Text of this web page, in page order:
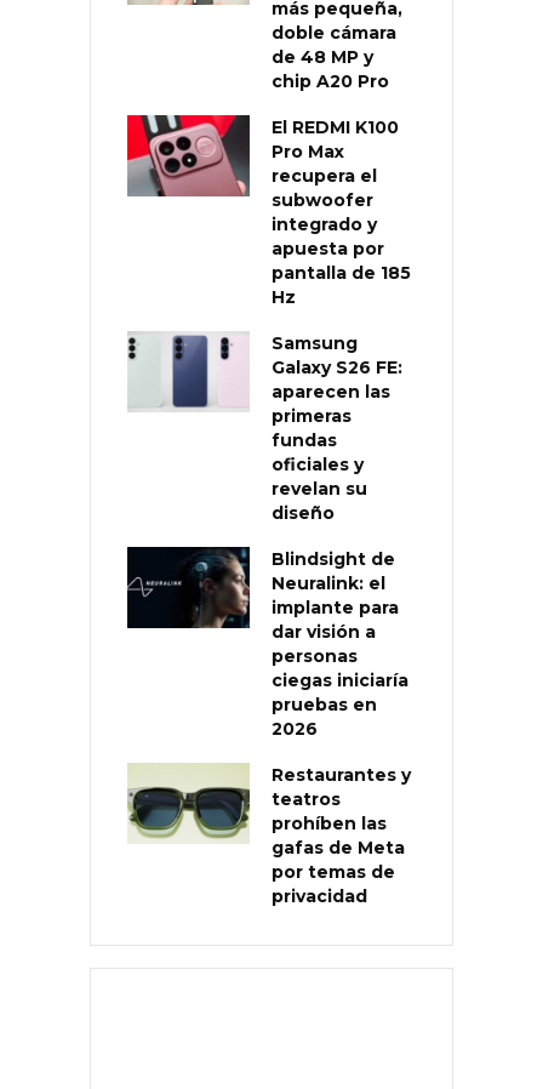
más pequeña,
doble cámara
de 48 MP y
chip A20 Pro
El REDMI K100
Pro Max
recupera el
subwoofer
integrado y
apuesta por
pantalla de 185
Hz
Samsung
Galaxy S26 FE:
aparecen las
primeras
fundas
oficiales y
revelan su
diseño
Blindsight de
Neuralink: el
implante para
dar visión a
personas
ciegas iniciaría
pruebas en
2026
Restaurantes y
teatros
prohíben las
gafas de Meta
por temas de
privacidad